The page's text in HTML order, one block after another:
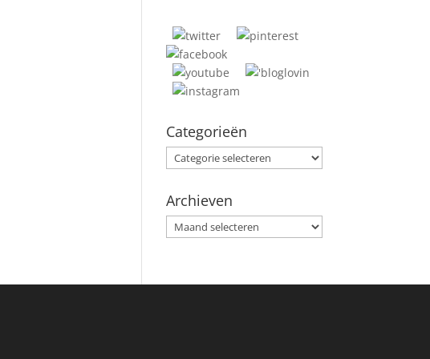
Categorieën
Categorieën
Archieven
Archieven